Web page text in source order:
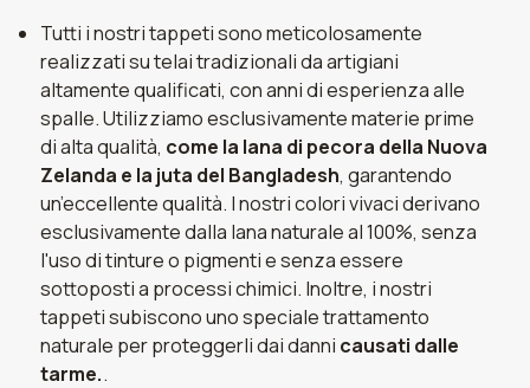
Tutti i nostri tappeti sono meticolosamente
realizzati su telai tradizionali da artigiani
altamente qualificati, con anni di esperienza alle
spalle. Utilizziamo esclusivamente materie prime
di alta qualità, come la lana di pecora della Nuova
Zelanda e la juta del Bangladesh, garantendo
un’eccellente qualità. I nostri colori vivaci derivano
esclusivamente dalla lana naturale al 100%, senza
l'uso di tinture o pigmenti e senza essere
sottoposti a processi chimici. Inoltre, i nostri
tappeti subiscono uno speciale trattamento
naturale per proteggerli dai danni causati dalle
tarme..